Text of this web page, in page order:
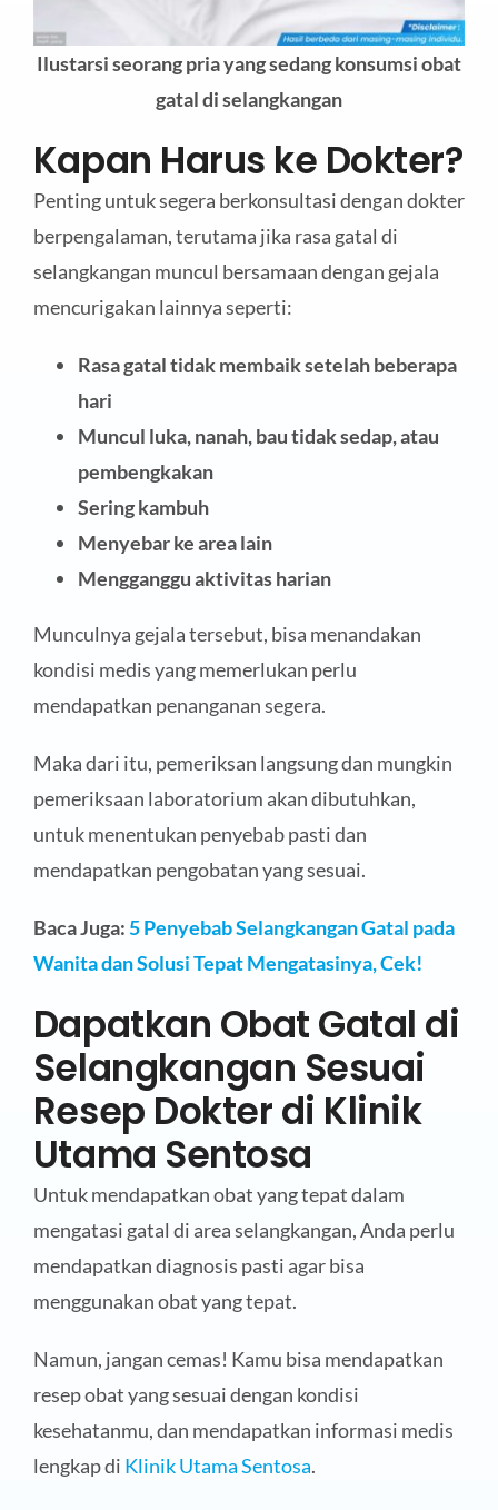
Ilustarsi seorang pria yang sedang konsumsi obat
gatal di selangkangan
Kapan Harus ke Dokter?
Penting untuk segera berkonsultasi dengan dokter
berpengalaman, terutama jika rasa gatal di
selangkangan muncul bersamaan dengan gejala
mencurigakan lainnya seperti:
Rasa gatal tidak membaik setelah beberapa
hari
Muncul luka, nanah, bau tidak sedap, atau
pembengkakan
Sering kambuh
Menyebar ke area lain
Mengganggu aktivitas harian
Munculnya gejala tersebut, bisa menandakan
kondisi medis yang memerlukan perlu
mendapatkan penanganan segera.
Maka dari itu, pemeriksan langsung dan mungkin
pemeriksaan laboratorium akan dibutuhkan,
untuk menentukan penyebab pasti dan
mendapatkan pengobatan yang sesuai.
Baca Juga:5 Penyebab Selangkangan Gatal pada
Wanita dan Solusi Tepat Mengatasinya, Cek!
Dapatkan Obat Gatal di
Selangkangan Sesuai
Resep Dokter di Klinik
Utama Sentosa
Untuk mendapatkan obat yang tepat dalam
mengatasi gatal di area selangkangan, Anda perlu
mendapatkan diagnosis pasti agar bisa
menggunakan obat yang tepat.
Namun, jangan cemas! Kamu bisa mendapatkan
resep obat yang sesuai dengan kondisi
kesehatanmu, dan mendapatkan informasi medis
lengkap di Klinik Utama Sentosa.